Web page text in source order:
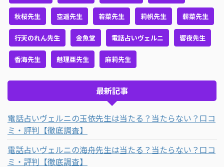
秋桜先生 空遥先生 若菜先生 莉帆先生 薪菜先生
行天のれん先生 金魚堂 電話占いヴェルニ 響夜先生
香海先生 魅理亜先生 麻莉先生
最新記事
電話占いヴェルニの玉依先生は当たる？当たらない？口コ
ミ・評判【徹底調査】
電話占いヴェルニの海舟先生は当たる？当たらない？口コ
ミ・評判【徹底調査】